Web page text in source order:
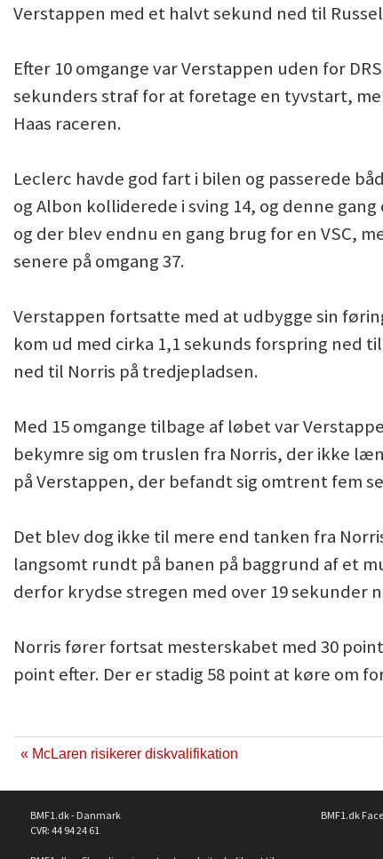
Verstappen med et halvt sekund ned til
Efter 10 omgange var Verstappen uden for
sekunders straf for at foretage en tyvstart,
Haas raceren.
Leclerc havde god fart i bilen og passerede
og Albon kolliderede i sving 14, og denne
og der blev endnu en gang brug for en VSC,
senere på omgang 37.
Verstappen fortsatte med at udbygge sin
kom ud med cirka 1,1 sekunds forspring ned
ned til Norris på tredjepladsen.
Med 15 omgange tilbage af løbet var
bekymre sig om truslen fra Norris, der ikke
på Verstappen, der befandt sig omtrent fem
Det blev dog ikke til mere end tanken fra
langsomt rundt på banen på baggrund af et
derfor krydse stregen med over 19 sekunder
Norris fører fortsat mesterskabet med 30
point efter. Der er stadig 58 point at køre om
« McLaren risikerer diskvalifikation
BMF1.dk - Danmark
CVR: 44 94 24 61
BMF1.dk